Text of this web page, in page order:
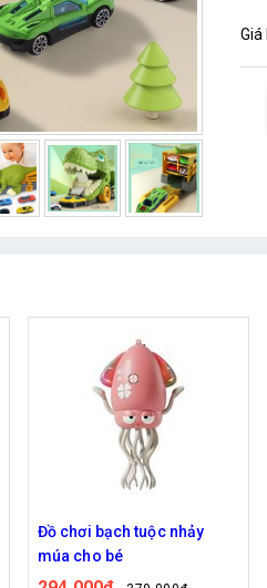
Giá
Đồ chơi bạch tuộc nhảy
múa cho bé